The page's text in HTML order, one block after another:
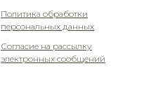
Политика обработки
персональных данных
Согласие на рассылку
электронных сообщений